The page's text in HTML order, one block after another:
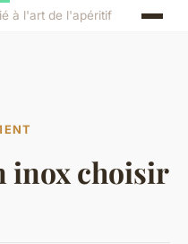
à l'art de l'apéritif
inox choisir